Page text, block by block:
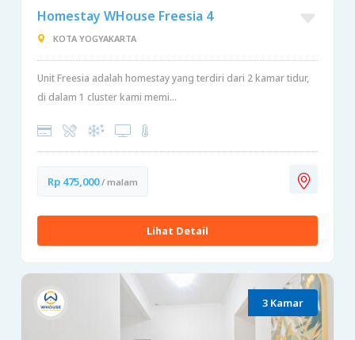
Homestay WHouse Freesia 4
KOTA YOGYAKARTA
Unit Freesia adalah homestay yang terdiri dari 2 kamar tidur,
di dalam 1 cluster kami memi...
Rp 475,000/ malam
Lihat Detail
3 Kamar